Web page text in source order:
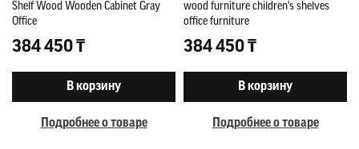
Shelf Wood Wooden Cabinet Gray
Office
384 450 ₸
В корзину
Подробнее о товаре
wood furniture children's shelves
office furniture
384 450 ₸
В корзину
Подробнее о товаре